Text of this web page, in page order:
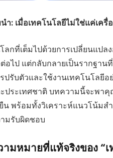
ำ: เมื่อเทคโนโลยีไม่ใช่แค่เค
ลกที่เต็มไปด้วยการเปลี่ยนแปล
อไป แต่กลับกลายเป็นรากฐา
ปรับตัวและใช้งานเทคโนโลยี
ประเทศชาติ บทความนี้จะพา
น พร้อมทั้งวิเคราะห์แนวโน้ม
มรับผิดชอบ
ามหมายที่แท้จริงของ “